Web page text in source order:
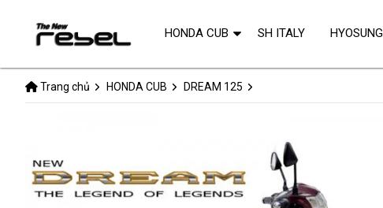
Trang chủ HONDA CUB DREAM 125
HONDA CUB SH ITALY HYOSUNG